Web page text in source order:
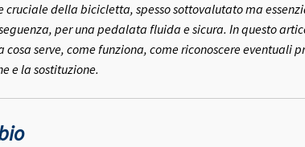
cruciale della bicicletta, spesso sottovalutato ma
per una pedalata fluida e sicura. In questo
serve, come funziona, come riconoscere eventuali
e la sostituzione.